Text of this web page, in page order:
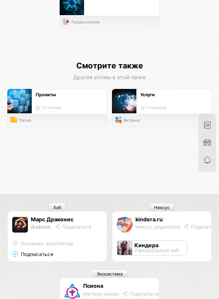
Предложение
Смотрите также
Другие атомы в этой папке
Проекты
12 атомов
Папка
Услуги
5 позиций
Витрина
Марс Драконис
drakonis Поделиться
Инженер-архитектор
Подписаться
Хаб
kindera.ru
Нексус родителей
Киндера
Официальный хаб
Нексус
Псиона
Метаорганизм Поделиться
Экосистема